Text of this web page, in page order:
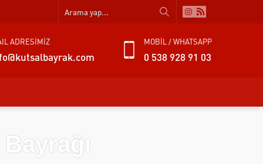
ADRESİMİZ MOBİL / WHATSAPP
0 538 928 91 03